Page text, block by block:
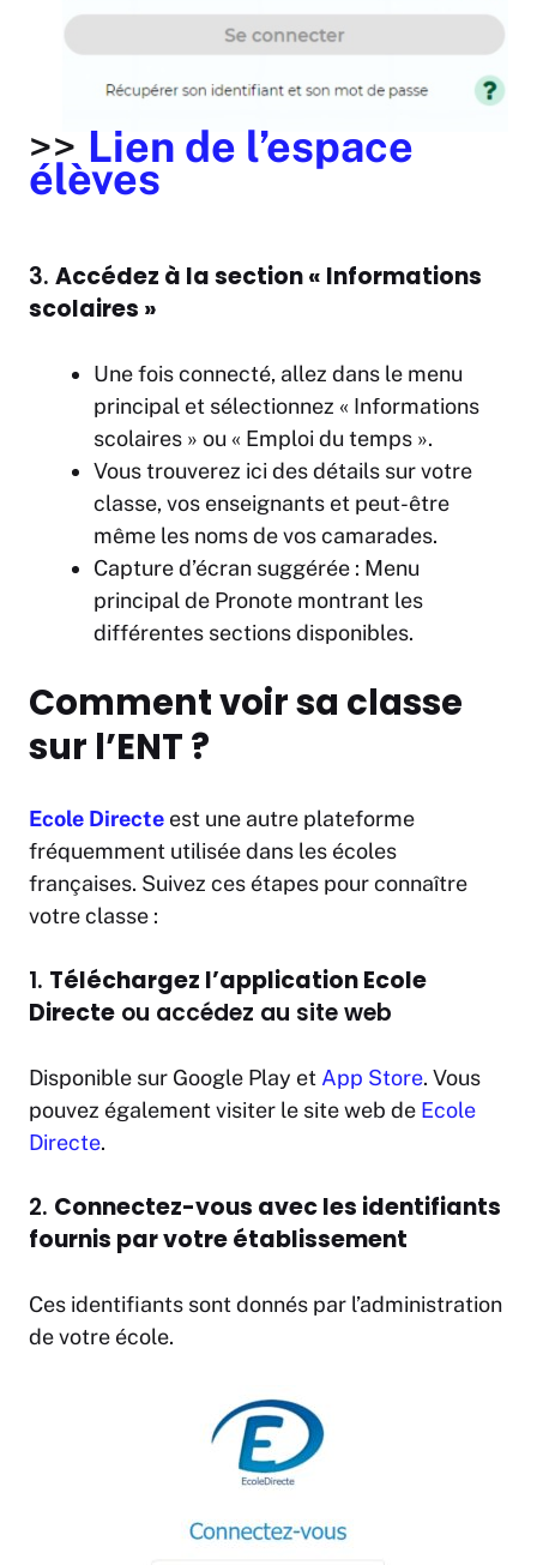
>> Lien de l’espace
élèves
3. Accédez à la section « Informations
scolaires »
Une fois connecté, allez dans le menu
principal et sélectionnez « Informations
scolaires » ou « Emploi du temps ».
Vous trouverez ici des détails sur votre
classe, vos enseignants et peut-être
même les noms de vos camarades.
Capture d’écran suggérée : Menu
principal de Pronote montrant les
différentes sections disponibles.
Comment voir sa classe
sur l’ENT ?
Ecole Directe est une autre plateforme
fréquemment utilisée dans les écoles
françaises. Suivez ces étapes pour connaître
votre classe :
1. Téléchargez l’application Ecole
Directe ou accédez au site web
Disponible sur Google Play et App Store. Vous
pouvez également visiter le site web de Ecole
Directe.
2. Connectez-vous avec les identifiants
fournis par votre établissement
Ces identifiants sont donnés par l’administration
de votre école.